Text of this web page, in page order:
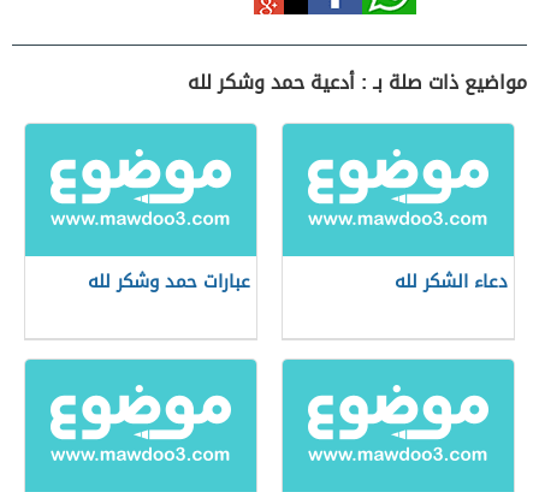
مواضيع ذات صلة بـ : أدعية حمد وشكر لله
دعاء الشكر لله عبارات حمد وشكر لله